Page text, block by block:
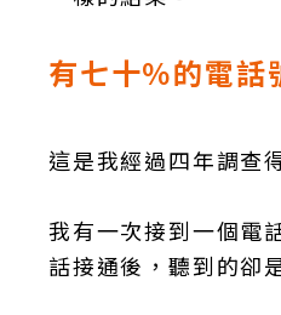
有七十％的電話
這是我經過四年調查
我有一次接到一個電
話接通後，聽到的卻